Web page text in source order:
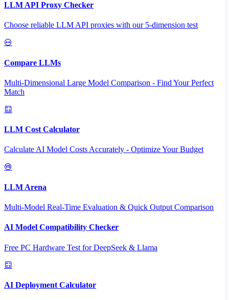
LLM API Proxy Checker
Choose reliable LLM API proxies with our 5-dimension test
Compare LLMs
Multi-Dimensional Large Model Comparison - Find Your Perfect
Match
LLM Cost Calculator
Calculate AI Model Costs Accurately - Optimize Your Budget
LLM Arena
Multi-Model Real-Time Evaluation & Quick Output Comparison
AI Model Compatibility Checker
Free PC Hardware Test for DeepSeek & Llama
AI Deployment Calculator